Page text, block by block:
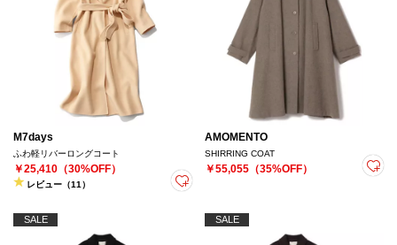
M7days
ふわ軽リバーロングコート
￥25,410（30%OFF）
レビュー（11）
AMOMENTO
SHIRRING COAT
￥55,055（35%OFF）
SALE SALE